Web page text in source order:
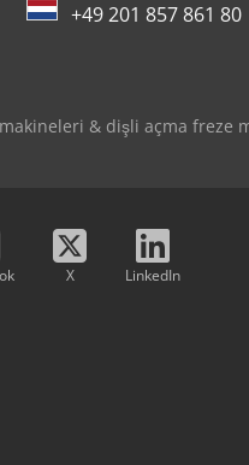
+49 201 857 861 80
& dişli açma freze
X LinkedIn